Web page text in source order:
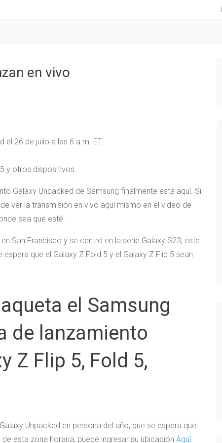
en vivo
el 26 de julio a las 6 a.m. ET.
y otros dispositivos.
Galaxy Unpacked de Samsung finalmente está aquí. Si
ver la transmisión en vivo aquí mismo en el video de
sea que esté.
San Francisco y se centró en la serie Galaxy S23, este
que el Galaxy Z Fold 5 y el Galaxy Z Flip 5 sean
el Samsung
de lanzamiento
Z Flip 5, Fold 5,
Unpacked en persona del año, que se espera que
esta zona horaria, puede ingresar su ubicación Aquí